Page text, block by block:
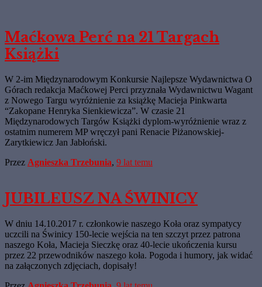
Maćkowa Perć na 21 Targach
Książki
W 2-im Międzynarodowym Konkursie Najlepsze Wydawnictwa O
Górach redakcja Maćkowej Perci przyznała Wydawnictwu Wagant
z Nowego Targu wyróżnienie za książkę Macieja Pinkwarta
“Zakopane Henryka Sienkiewicza”. W czasie 21
Międzynarodowych Targów Książki dyplom-wyróżnienie wraz z
ostatnim numerem MP wręczył pani Renacie Piżanowskiej-
Zarytkiewicz Jan Jabłoński.
Przez Agnieszka Trzebunia, 9 lat temu
JUBILEUSZ NA ŚWINICY
W dniu 14.10.2017 r. członkowie naszego Koła oraz sympatycy
uczcili na Świnicy 150-lecie wejścia na ten szczyt przez patrona
naszego Koła, Macieja Sieczkę oraz 40-lecie ukończenia kursu
przez 22 przewodników naszego koła. Pogoda i humory, jak widać
na załączonych zdjęciach, dopisały!